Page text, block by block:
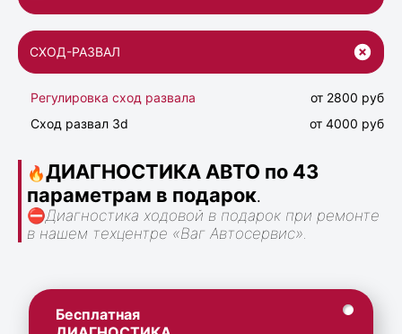
СХОД-РАЗВАЛ
Регулировка сход развала
от 2800 руб
Сход развал 3d
от 4000 руб
🔥ДИАГНОСТИКА АВТО по 43
параметрам в подарок.
⛔Диагностика ходовой в подарок при ремонте
в нашем техцентре «Ваг Автосервис».
Бесплатная